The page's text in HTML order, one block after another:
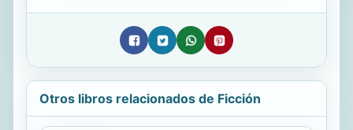
Otros libros relacionados de Ficción